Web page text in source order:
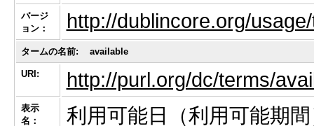
バージ
ョン：
http://dublincore.org/
タームの名前: available
URI: http://purl.org/dc/terms/
表示
名：
利用可能日（利用可能期